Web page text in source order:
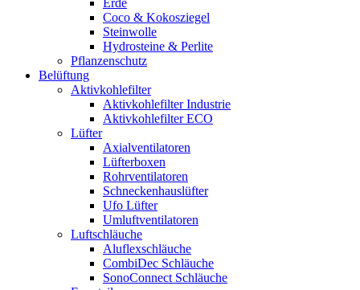
Erde
Coco & Kokosziegel
Steinwolle
Hydrosteine & Perlite
Pflanzenschutz
Belüftung
Aktivkohlefilter
Aktivkohlefilter Industrie
Aktivkohlefilter ECO
Lüfter
Axialventilatoren
Lüfterboxen
Rohrventilatoren
Schneckenhauslüfter
Ufo Lüfter
Umluftventilatoren
Luftschläuche
Aluflexschläuche
CombiDec Schläuche
SonoConnect Schläuche